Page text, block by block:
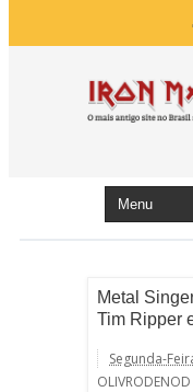
Metal
Tim Ripper
Segunda-
OLIVRODENOD